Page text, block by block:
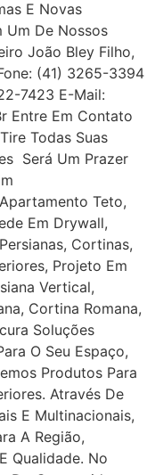
E Novas
Um De Nossos
João Bley Filho,
(41) 3265-3394
7423 E-Mail:
Entre Em Contato
Todas Suas
Será Um Prazer
Teto,
Em Drywall,
Cortinas,
Projeto Em
Vertical,
Cortina Romana,
Soluções
O Seu Espaço,
Produtos Para
Através De
E Multinacionais,
A Região,
Qualidade. No